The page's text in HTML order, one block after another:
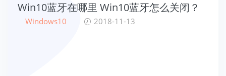
Win10蓝牙在哪里 Win10蓝牙怎么关闭？
Windows10 2018-11-13